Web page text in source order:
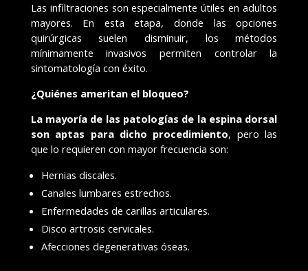
Las infiltraciones son especialmente útiles en adultos
mayores. En esta etapa, donde las opciones
quirúrgicas suelen disminuir, los métodos
mínimamente invasivos permiten controlar la
sintomatología con éxito.
¿Quiénes ameritan el bloqueo?
La mayoría de las patologías de la espina dorsal
son aptas para dicho procedimiento, pero las
que lo requieren con mayor frecuencia son:
Hernias discales.
Canales lumbares estrechos.
Enfermedades de carillas articulares.
Disco artrosis cervicales.
Afecciones degenerativas óseas.